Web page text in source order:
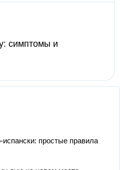
симптомы и
испански: простые правила